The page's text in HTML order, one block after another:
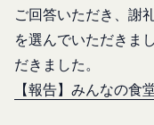
ご回答いただき、謝
を選んでいただきま
だきました。
【報告】みんなの
アカウントへの
ワード等のその
入力フォームそ
様が入力または送
当社が各サービ
本利用規約に基
認めた特定の法
す。なお、利用
スを利用されて
「会員」